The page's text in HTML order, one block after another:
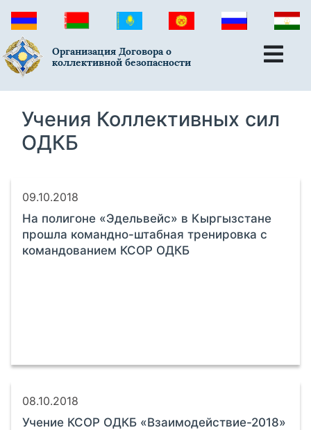
Организация Договора о
коллективной безопасности
Учения Коллективных сил
ОДКБ
09.10.2018
На полигоне «Эдельвейс» в Кыргызстане
прошла командно-штабная тренировка с
командованием КСОР ОДКБ
08.10.2018
Учение КСОР ОДКБ «Взаимодействие-2018»